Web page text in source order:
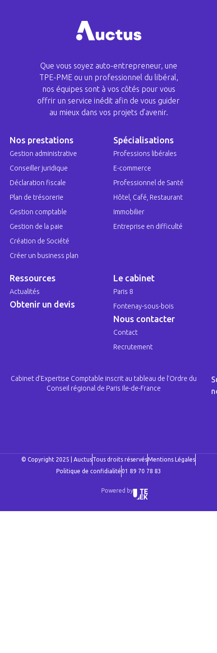
Que vous soyez auto-entrepreneur, une
TPE-PME ou un professionnel du libéral,
nos équipes sont à vos côtés pour vous
offrir un service inédit afin de vous guider
au mieux dans vos projets d’avenir.
Nos prestations
Gestion administrative
Conseiller juridique
Déclaration fiscale
Plan de trésorerie
Gestion comptable
Gestion de la paie
Création de Société
Créer un business plan
Spécialisations
Professions libérales
E-commerce
Professionnel de Santé
Hôtel, Café, Restaurant
Immobilier
Entreprise en difficulté
Ressources
Actualités
Obtenir un devis
Le cabinet
Paris 8
Fontenay-sous-bois
Nous contacter
Contact
Recrutement
Cabinet d’Expertise Comptable inscrit au tableau de l’Ordre du
Conseil régional de Paris Ile-de-France
© Copyright 2025 | AuctusTous droits réservésMentions Légales
Politique de confidialité01 89 70 78 83
Powered by